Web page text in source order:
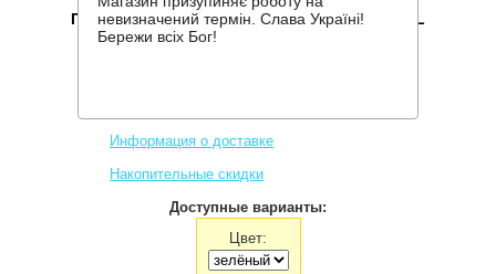
ПЛАЩ TERRA INCOGNITA CAPEBAG XXL/XXXL
Информация о доставке
Накопительные скидки
Доступные варианты:
Цвет:
невизначений термін. Слава Україні!
Бережи всіх Бог!